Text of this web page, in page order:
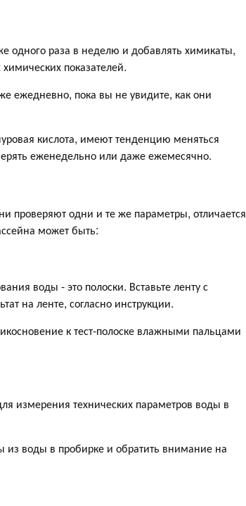
одного раза в неделю и добавлять химикаты,
показателей.
ежедневно, пока вы не увидите, как они
кислота, имеют тенденцию меняться
еженедельно или даже ежемесячно.
проверяют одни и те же параметры, отличается
может быть:
воды - это полоски. Вставьте ленту с
на ленте, согласно инструкции.
к тест-полоске влажными пальцами
измерения технических параметров воды в
из воды в пробирке и обратить внимание на